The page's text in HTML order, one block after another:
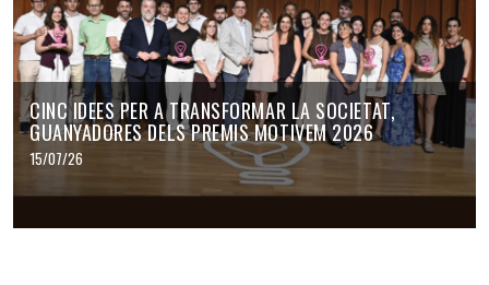
CINC IDEES PER A TRANSFORMAR LA SOCIETAT,
GUANYADORES DELS PREMIS MOTIVEM 2026
15/07/26